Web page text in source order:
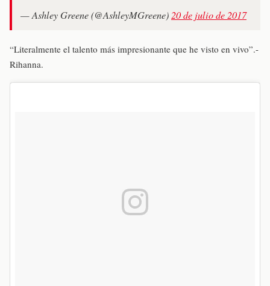
— Ashley Greene (@AshleyMGreene)20 de julio de 2017
“Literalmente el talento más impresionante que he visto en vivo”.-
Rihanna.